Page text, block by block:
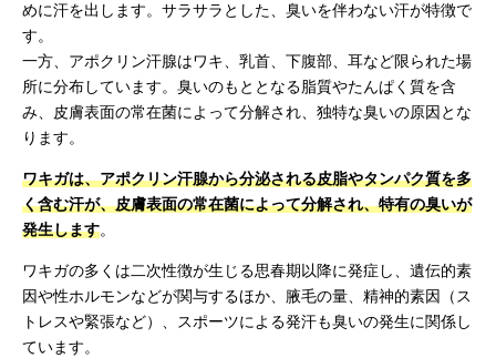
めに汗を出します。サラサラとした、臭いを伴わない汗が特徴で
す。
一方、アポクリン汗腺はワキ、乳首、下腹部、耳など限られた場
所に分布しています。臭いのもととなる脂質やたんぱく質を含
み、皮膚表面の常在菌によって分解され、独特な臭いの原因とな
ります。
ワキガは、アポクリン汗腺から分泌される皮脂やタンパク質を多
く含む汗が、皮膚表面の常在菌によって分解され、特有の臭いが
発生します。
ワキガの多くは二次性徴が生じる思春期以降に発症し、遺伝的素
因や性ホルモンなどが関与するほか、腋毛の量、精神的素因（ス
トレスや緊張など）、スポーツによる発汗も臭いの発生に関係し
ています。